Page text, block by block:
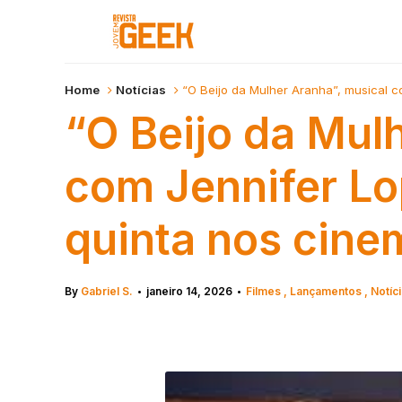
Home Notícias “O Beijo da Mulher Aranha”, musical
“O Beijo da
com Jennifer
quinta nos
By Gabriel S. • janeiro 14, 2026 • Filmes Lançamentos